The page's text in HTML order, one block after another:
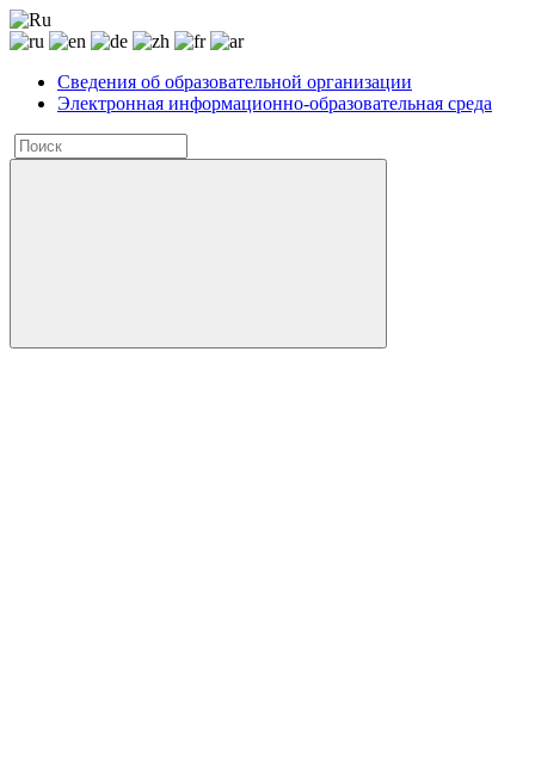
Сведения об образовательной организации
Электронная информационно-образовательная среда